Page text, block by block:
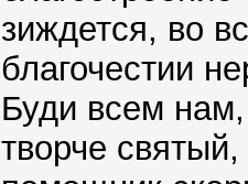
зиждется, во
благочестии
Буди всем
творче святый,